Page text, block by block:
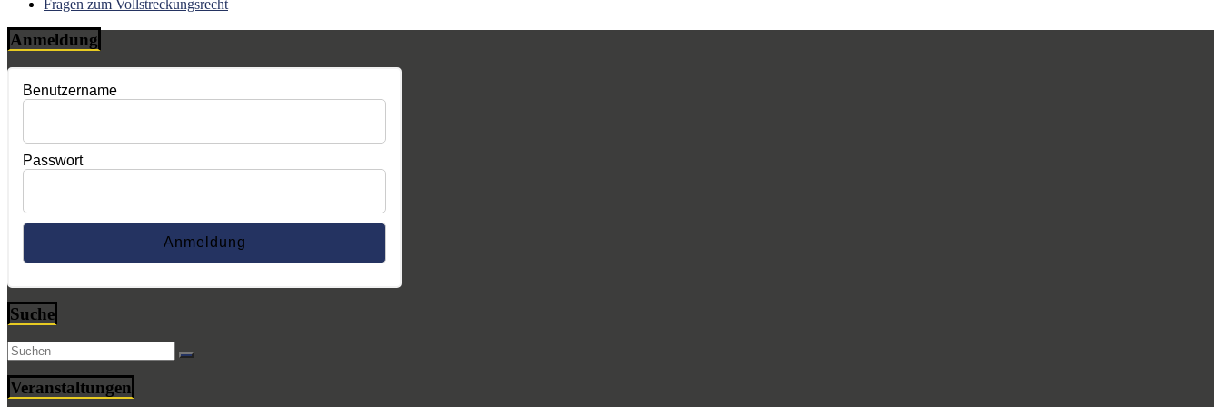
Fragen zum Vollstreckungsrecht
Anmeldung
Benutzername
Passwort
Suche
Veranstaltungen